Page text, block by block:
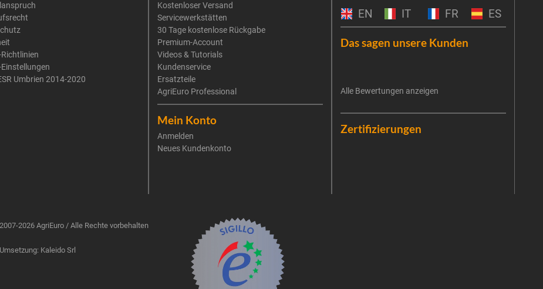
Umbrien 2014-2020
Kostenloser Versand
Servicewerkstätten
30 Tage kostenlose Rückgabe
Premium-Account
Videos & Tutorials
Kundenservice
Ersatzteile
AgriEuro Professional
Mein Konto
Anmelden
Neues Kundenkonto
EN IT FR ES
Das sagen unsere Kunden
Alle Bewertungen anzeigen
Zertifizierungen
2026 AgriEuro / Alle Rechte vorbehalten
Kaleido Srl